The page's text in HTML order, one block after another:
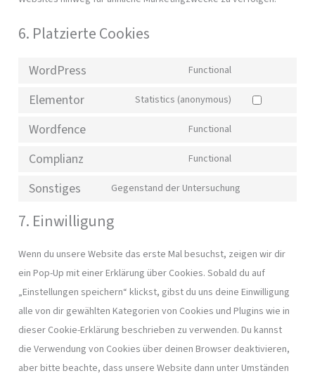
6. Platzierte Cookies
WordPress Functional
Elementor Statistics (anonymous)
Wordfence Functional
Complianz Functional
Sonstiges Gegenstand der Untersuchung
7. Einwilligung
Wenn du unsere Website das erste Mal besuchst, zeigen wir dir
ein Pop-Up mit einer Erklärung über Cookies. Sobald du auf
„Einstellungen speichern“ klickst, gibst du uns deine Einwilligung
alle von dir gewählten Kategorien von Cookies und Plugins wie in
dieser Cookie-Erklärung beschrieben zu verwenden. Du kannst
die Verwendung von Cookies über deinen Browser deaktivieren,
aber bitte beachte, dass unsere Website dann unter Umständen